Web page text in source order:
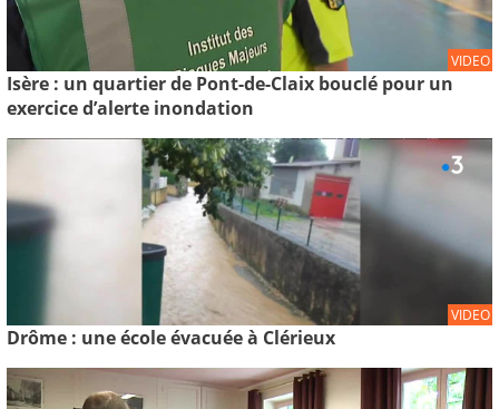
VIDEO
Isère : un quartier de Pont-de-Claix bouclé pour un
exercice d’alerte inondation
VIDEO
Drôme : une école évacuée à Clérieux